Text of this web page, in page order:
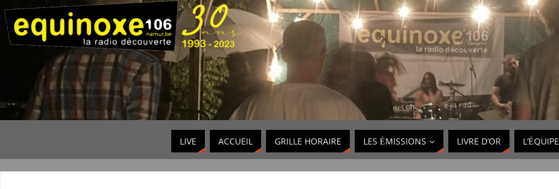
LIVE ACCUEIL GRILLE HORAIRE LES ÉMISSIONS LIVRE D’OR L’ÉQUIPE